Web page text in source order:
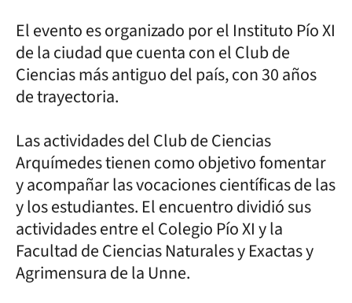
El evento es organizado por el Instituto Pío XI
de la ciudad que cuenta con el Club de
Ciencias más antiguo del país, con 30 años
de trayectoria.
Las actividades del Club de Ciencias
Arquímedes tienen como objetivo fomentar
y acompañar las vocaciones científicas de las
y los estudiantes. El encuentro dividió sus
actividades entre el Colegio Pío XI y la
Facultad de Ciencias Naturales y Exactas y
Agrimensura de la Unne.